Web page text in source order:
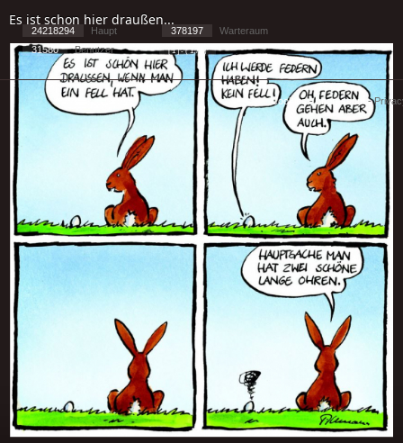
Es ist schon hier draußen...
24218294 Haupt 378197
Warteraum
31580
Benutzer [ 1 ] - ( 1.71 )
Cookies- Impressum -